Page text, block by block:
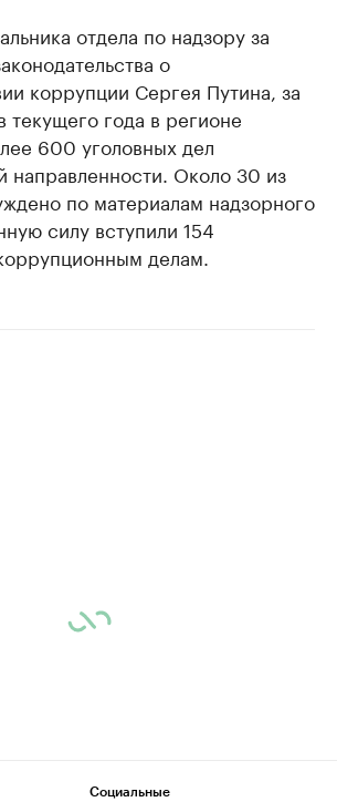
отдела по надзору за
о
коррупции Сергея Путина, за
текущего года в регионе
600 уголовных дел
направленности. Около 30 из
по материалам надзорного
силу вступили 154
делам.
Социальные